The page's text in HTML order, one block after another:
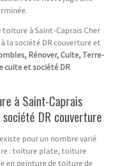
à Saint-Caprais Cher
la société DR couverture et
Rénover, Cuite, Terre-
cuite et société DR
à Saint-Caprais
DR couverture
pour un nombre varié
: toiture plate, toiture
en peinture de toiture de